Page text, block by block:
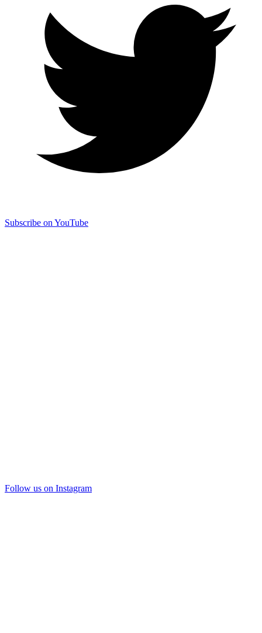
Subscribe on YouTube
Follow us on Instagram